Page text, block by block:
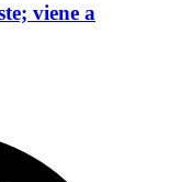
viene a